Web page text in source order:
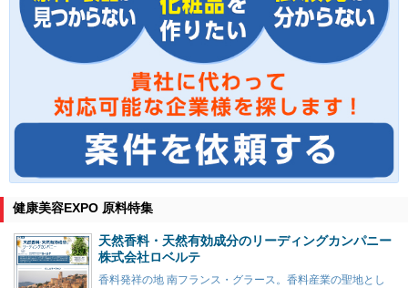
健康美容EXPO 原料特集
天然香料・天然有効成分のリーディングカンパニー
株式会社ロベルテ
香料発祥の地 南フランス・グラース。香料産業の聖地とし